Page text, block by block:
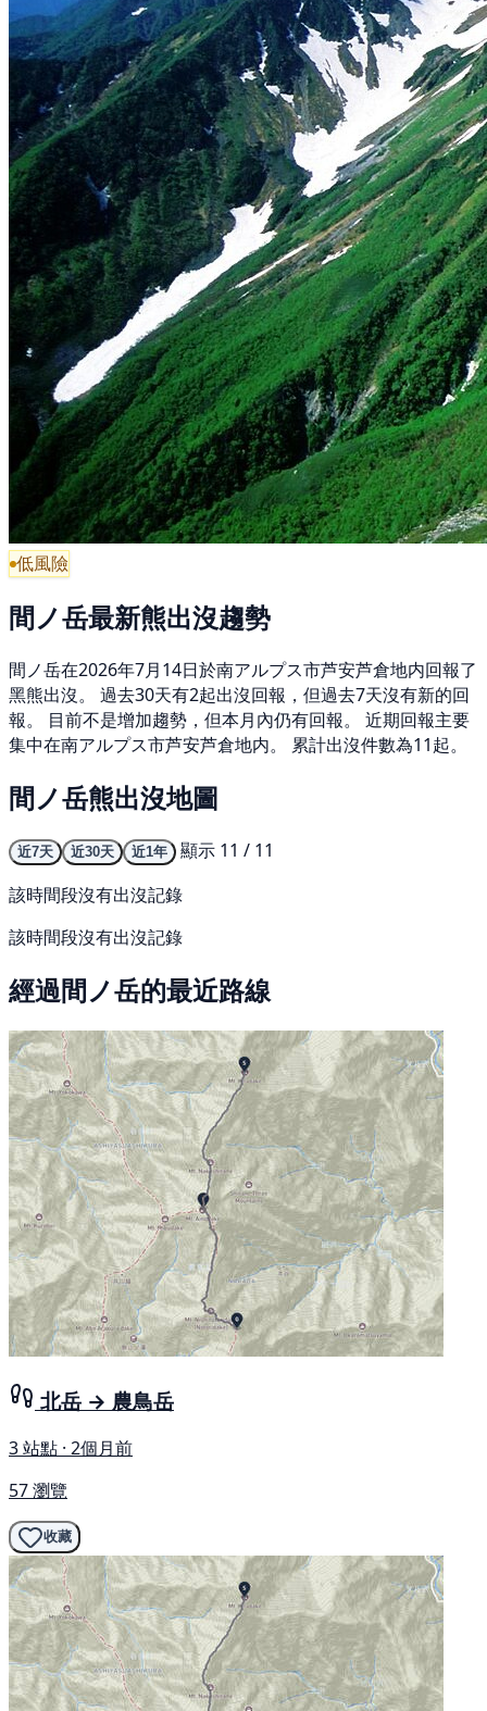
低風險
間ノ岳最新熊出沒趨勢
間ノ岳在2026年7月14日於南アルプス市芦安芦倉地内回報了
黑熊出沒。 過去30天有2起出沒回報，但過去7天沒有新的回
報。 目前不是增加趨勢，但本月內仍有回報。 近期回報主要
集中在南アルプス市芦安芦倉地内。 累計出沒件數為11起。
間ノ岳熊出沒地圖
近7天 近30天 近1年
顯示 11 / 11
該時間段沒有出沒記錄
該時間段沒有出沒記錄
經過間ノ岳的最近路線
北岳 → 農鳥岳
3 站點 · 2個月前
57 瀏覽
收藏